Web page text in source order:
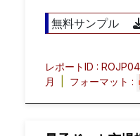
無料サンプル
レポートID :
月
フォーマット :